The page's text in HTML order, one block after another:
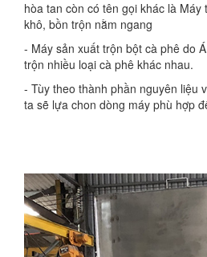
hòa tan còn có tên gọi khác là
khô, bồn trộn nằm ngang
- Máy sản xuất trộn bột cà phê do
trộn nhiều loại cà phê khác nhau.
- Tùy theo thành phần nguyên liệu
ta sẽ lựa chon dòng máy phù hợp